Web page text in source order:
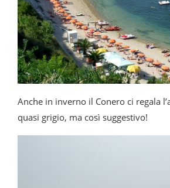
Anche in inverno il Conero ci regala
quasi grigio, ma così suggestivo!